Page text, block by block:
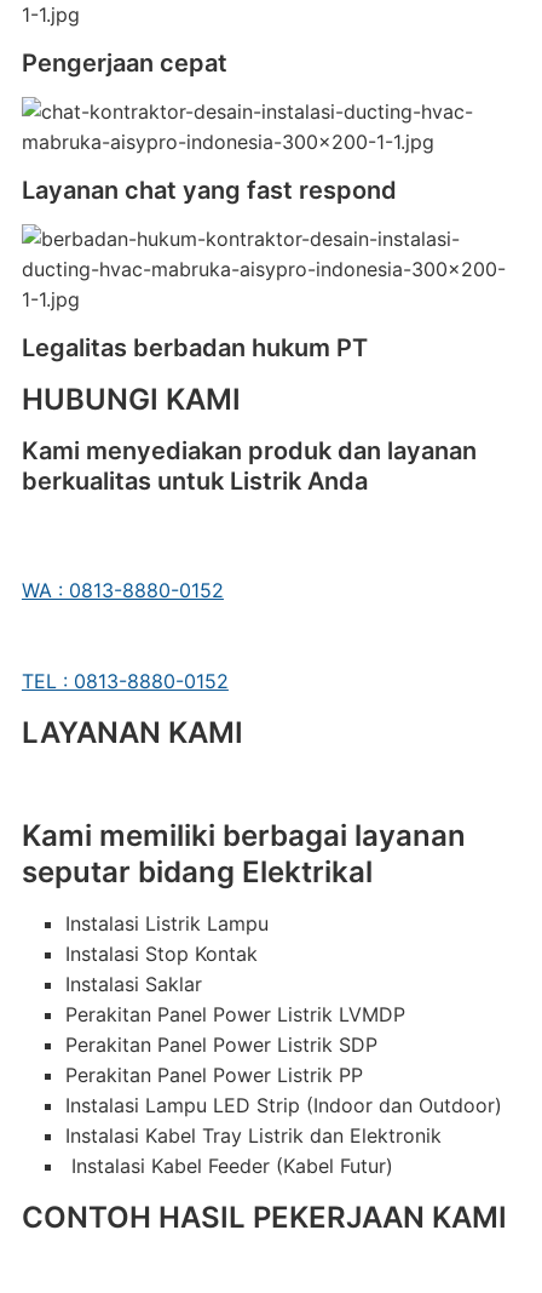
Pengerjaan cepat
Layanan chat yang fast respond
Legalitas berbadan hukum PT
HUBUNGI KAMI
Kami menyediakan produk dan layanan
berkualitas untuk Listrik Anda
WA : 0813-8880-0152
TEL : 0813-8880-0152
LAYANAN KAMI
Kami memiliki berbagai layanan
seputar bidang Elektrikal
Instalasi Listrik Lampu
Instalasi Stop Kontak
Instalasi Saklar
Perakitan Panel Power Listrik LVMDP
Perakitan Panel Power Listrik SDP
Perakitan Panel Power Listrik PP
Instalasi Lampu LED Strip (Indoor dan Outdoor)
Instalasi Kabel Tray Listrik dan Elektronik
Instalasi Kabel Feeder (Kabel Futur)
CONTOH HASIL PEKERJAAN KAMI